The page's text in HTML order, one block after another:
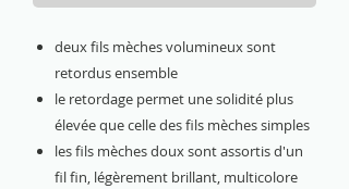
deux fils mèches volumineux sont
retordus ensemble
le retordage permet une solidité plus
élevée que celle des fils mèches simples
les fils mèches doux sont assortis d'un
fil fin, légèrement brillant, multicolore